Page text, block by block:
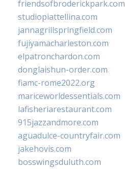
friendsofbroderickpark.com
studiopiattellina.com
jannagrillspringfield.com
fujiyamacharleston.com
elpatronchardon.com
donglaishun-order.com
fiamc-rome2022.org
mariceworldessentials.com
lafisheriarestaurant.com
915jazzandmore.com
aguadulce-countryfair.com
jakehovis.com
bosswingsduluth.com